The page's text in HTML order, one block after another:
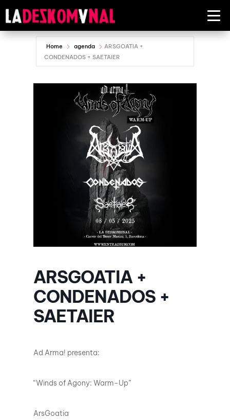
Home agenda
ARSGOATIA +
CONDENADOS + SAETAIER
ARSGOATIA +
CONDENADOS +
SAETAIER
Ad Arma! presenta:
“Winds of Agony: Warm-Up”
ArsGoatia